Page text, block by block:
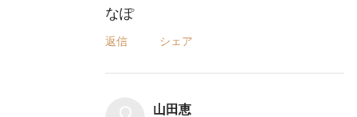
なぽ
返信 シェア
山田恵